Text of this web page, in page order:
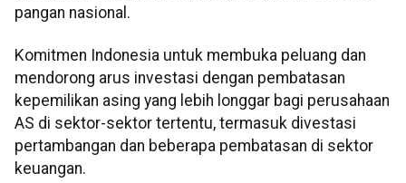
pangan nasional.
Komitmen Indonesia untuk membuka peluang dan
mendorong arus investasi dengan pembatasan
kepemilikan asing yang lebih longgar bagi perusahaan
AS di sektor-sektor tertentu, termasuk divestasi
pertambangan dan beberapa pembatasan di sektor
keuangan.